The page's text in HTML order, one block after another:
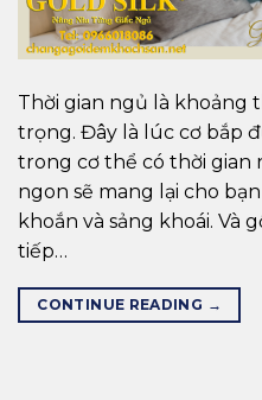
Thời gian ngủ là khoảng
trọng. Đây là lúc cơ bắp
trong cơ thể có thời gian
ngon sẽ mang lại cho
khoắn và sảng khoái. Và
tiếp…
CONTINUE READING →